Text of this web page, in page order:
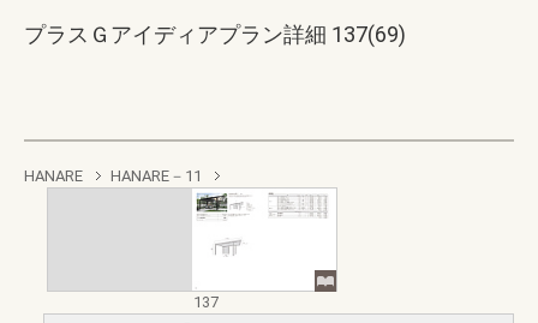
プラスＧアイディアプラン詳細 137(69)
HANARE HANARE－11
137